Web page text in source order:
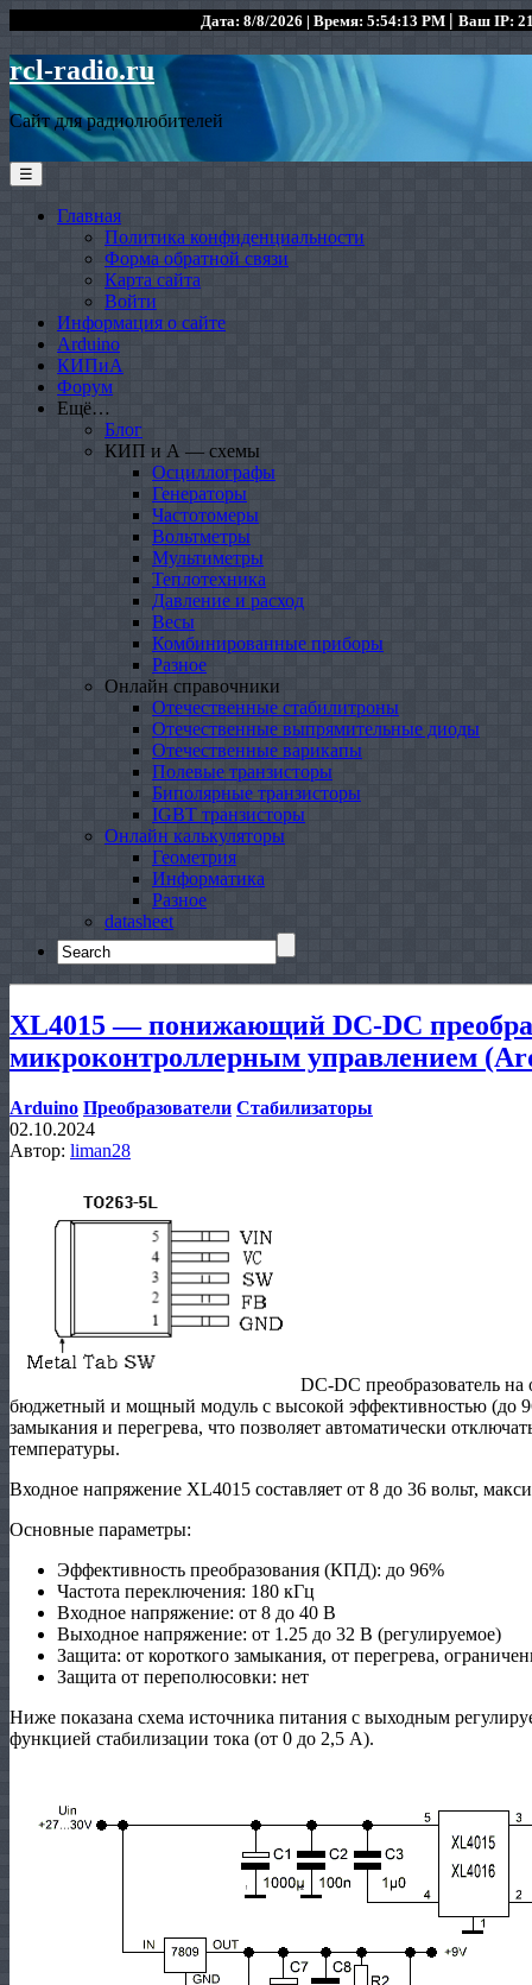
Дата: 8/8/2026 | Время: 5:54:13 PM | Ваш IP:
rcl-radio.ru
Сайт для радиолюбителей
☰
Главная
Политика конфиденциальности
Форма обратной связи
Карта сайта
Войти
Информация о сайте
Arduino
КИПиА
Форум
Ещё…
Блог
КИП и А — схемы
Осциллографы
Генераторы
Частотомеры
Вольтметры
Мультиметры
Теплотехника
Давление и расход
Весы
Комбинированные приборы
Разное
Онлайн справочники
Отечественные стабилитроны
Отечественные выпрямительные диоды
Отечественные варикапы
Полевые транзисторы
Биполярные транзисторы
IGBT транзисторы
Онлайн калькуляторы
Геометрия
Информатика
Разное
datasheet
Search
for:
XL4015 — понижающий DC-DC
микроконтроллерным управлением
Arduino Преобразователи Стабилизаторы
02.10.2024
Автор: liman28
DC-DC преобразователь
бюджетный и мощный модуль с высокой эффективностью (до
замыкания и перегрева, что позволяет автоматически
температуры.
Входное напряжение XL4015 составляет от 8 до 36 вольт,
Основные параметры:
Эффективность преобразования (КПД): до 96%
Частота переключения: 180 кГц
Входное напряжение: от 8 до 40 В
Выходное напряжение: от 1.25 до 32 В (регулируемое)
Защита: от короткого замыкания, от перегрева,
Защита от переполюсовки: нет
Ниже показана схема источника питания с выходным
функцией стабилизации тока (от 0 до 2,5 А).